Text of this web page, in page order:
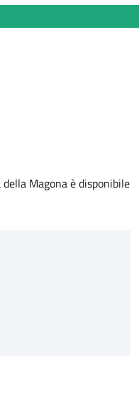
Magona è disponibile